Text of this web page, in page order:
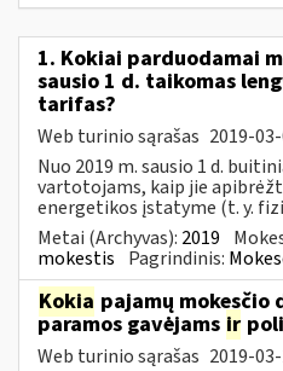
1. Kokiai parduodamai
sausio 1 d. taikomas
tarifas?
Web turinio sąrašas 2019-
Nuo 2019 m. sausio 1 d.
vartotojams, kaip jie
energetikos įstatyme (t. y.
Metai (Archyvas): 2019
mokestis Pagrindinis:
Kokia pajamų
paramos gavėjams ir
Web turinio sąrašas 2019-